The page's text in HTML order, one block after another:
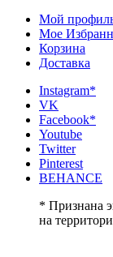
Мой
Мое
Корзина
Доставка
Instagram*
VK
Facebook*
Youtube
Twitter
Pinterest
BEHANCE
* Признана
на